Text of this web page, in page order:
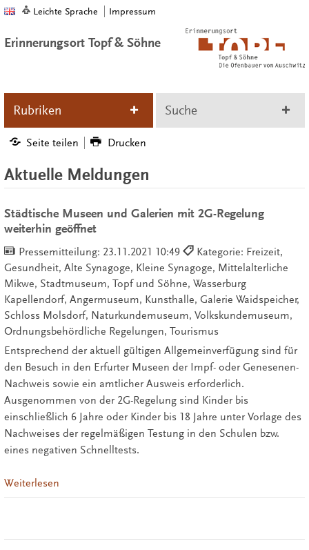
Leichte Sprache Impressum
Erinnerungsort Topf & Söhne
Rubriken Suche
Seite teilen Drucken
Aktuelle Meldungen
Städtische Museen und Galerien mit 2G-Regelung
weiterhin geöffnet
Pressemitteilung: 23.11.2021 10:49
Kategorie: Freizeit,
Gesundheit, Alte Synagoge, Kleine Synagoge, Mittelalterliche
Mikwe, Stadtmuseum, Topf und Söhne, Wasserburg
Kapellendorf, Angermuseum, Kunsthalle, Galerie Waidspeicher,
Schloss Molsdorf, Naturkundemuseum, Volkskundemuseum,
Ordnungsbehördliche Regelungen, Tourismus
Entsprechend der aktuell gültigen Allgemeinverfügung sind für
den Besuch in den Erfurter Museen der Impf- oder Genesenen-
Nachweis sowie ein amtlicher Ausweis erforderlich.
Ausgenommen von der 2G-Regelung sind Kinder bis
einschließlich 6 Jahre oder Kinder bis 18 Jahre unter Vorlage des
Nachweises der regelmäßigen Testung in den Schulen bzw.
eines negativen Schnelltests.
Weiterlesen